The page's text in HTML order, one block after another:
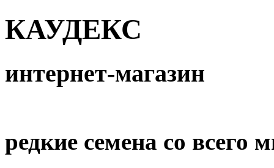
КАУДЕКС
интернет-магазин
редкие семена со всего